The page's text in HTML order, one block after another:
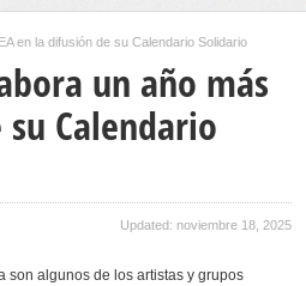
en la difusión de su Calendario Solidario
un año más
Calendario
Updated: noviembre 18, 2025
son algunos de los artistas y grupos